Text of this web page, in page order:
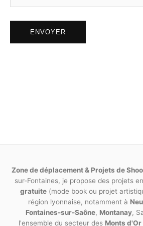
Article 11
photographe, l’autre au modèle.
être paraphée par les deux parties.
approuvé » doit y être inscrite en
manière manuscrite.
ENVOYER
Zone de déplacement & Projets de
sur-Fontaines, je propose des projets en
gratuite(mode book ou projet
région lyonnaise, notamment à
Fontaines-sur-Saône, Montanay,
l'ensemble du secteur des Monts d'Or